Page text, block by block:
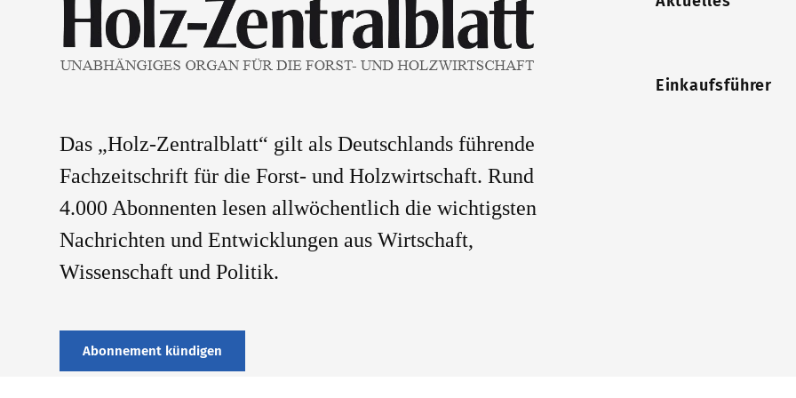
Das „Holz-Zentralblatt“ gilt als Deutschlands führende
Fachzeitschrift für die Forst- und Holzwirtschaft. Rund
4.000 Abonnenten lesen allwöchentlich die wichtigsten
Nachrichten und Entwicklungen aus Wirtschaft,
Wissenschaft und Politik.
Abonnement kündigen
Einkaufsführer